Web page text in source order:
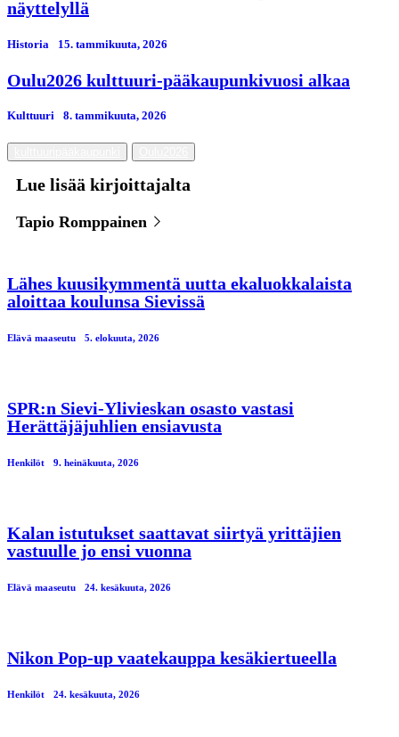
näyttelyllä
Historia 15. tammikuuta, 2026
Oulu2026 kulttuuri-pääkaupunkivuosi alkaa
Kulttuuri 8. tammikuuta, 2026
Lue lisää kirjoittajalta
Tapio Romppainen
Lähes kuusikymmentä uutta ekaluokkalaista
aloittaa koulunsa Sievissä
Elävä maaseutu 5. elokuuta, 2026
SPR:n Sievi-Ylivieskan osasto vastasi
Herättäjäjuhlien ensiavusta
Henkilöt 9. heinäkuuta, 2026
Kalan istutukset saattavat siirtyä yrittäjien
vastuulle jo ensi vuonna
Elävä maaseutu 24. kesäkuuta, 2026
Nikon Pop-up vaatekauppa kesäkiertueella
Henkilöt 24. kesäkuuta, 2026